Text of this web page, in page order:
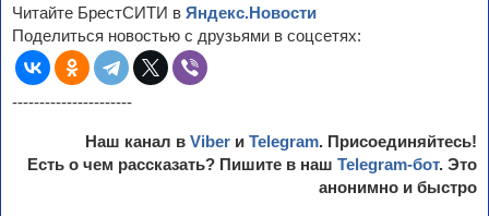
Читайте БрестСИТИ в Яндекс.Новости
Поделиться новостью с друзьями в соцсетях:
----------------------
Наш канал в Viber и Telegram. Присоединяйтесь!
Есть о чем рассказать? Пишите в наш Telegram-бот. Это
анонимно и быстро